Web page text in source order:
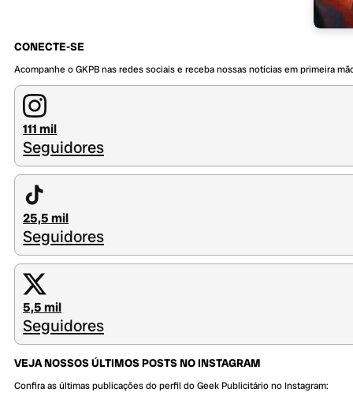
CONECTE-SE
Acompanhe o GKPB nas redes sociais e receba nossas notícias em primeira
111 mil
Seguidores
25,5 mil
Seguidores
5,5 mil
Seguidores
VEJA NOSSOS ÚLTIMOS POSTS NO INSTAGRAM
Confira as últimas publicações do perfil do Geek Publicitário no Instagram: